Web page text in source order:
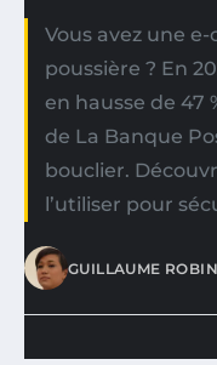
Vous avez une
poussière ? En
en hausse de 47
de La Banque
bouclier.
l’utiliser pour
GUILLAUME ROBIN